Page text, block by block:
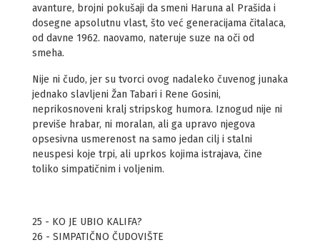
avanture, brojni pokušaji da smeni Haruna al Prašida i
dosegne apsolutnu vlast, što već generacijama čitalaca,
od davne 1962. naovamo, nateruje suze na oči od
smeha.
Nije ni čudo, jer su tvorci ovog nadaleko čuvenog junaka
jednako slavljeni Žan Tabari i Rene Gosini,
neprikosnoveni kralj stripskog humora. Iznogud nije ni
previše hrabar, ni moralan, ali ga upravo njegova
opsesivna usmerenost na samo jedan cilj i stalni
neuspesi koje trpi, ali uprkos kojima istrajava, čine
toliko simpatičnim i voljenim.
25 - KO JE UBIO KALIFA?
26 - SIMPATIČNO ČUDOVIŠTE